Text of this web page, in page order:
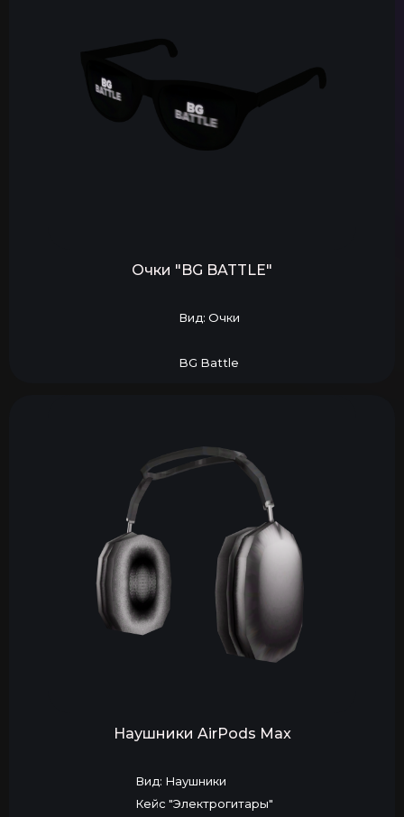
Очки "BG BATTLE"
Вид: Очки
BG Battle
Наушники AirPods Max
Вид: Наушники
Кейс "Электрогитары"